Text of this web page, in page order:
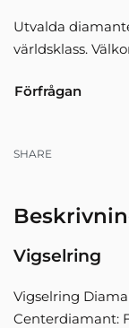
Utvalda
världsklass.
Förfrågan
SHARE
Vigselring
Vigselring
Centerdiamant: